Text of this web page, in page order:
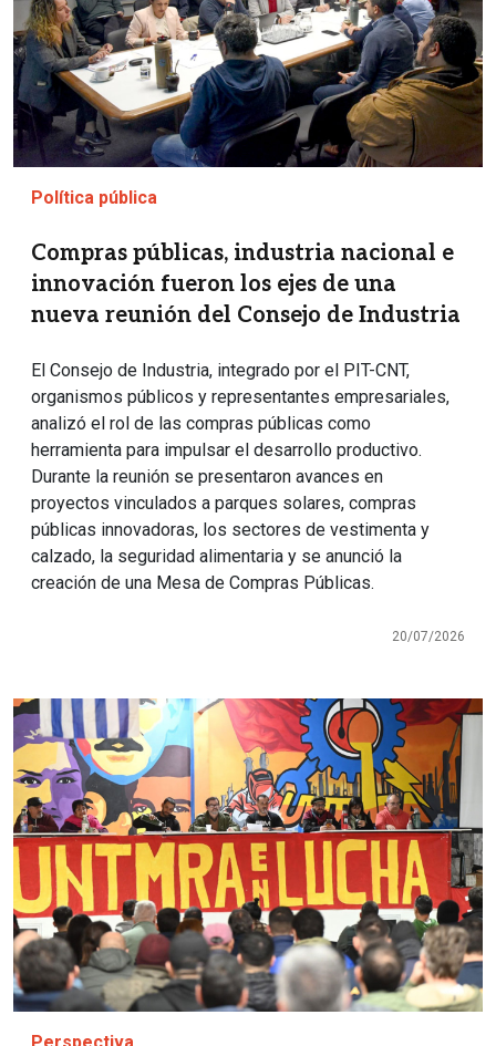
Política pública
Compras públicas, industria nacional e
innovación fueron los ejes de una
nueva reunión del Consejo de Industria
El Consejo de Industria, integrado por el PIT-CNT,
organismos públicos y representantes empresariales,
analizó el rol de las compras públicas como
herramienta para impulsar el desarrollo productivo.
Durante la reunión se presentaron avances en
proyectos vinculados a parques solares, compras
públicas innovadoras, los sectores de vestimenta y
calzado, la seguridad alimentaria y se anunció la
creación de una Mesa de Compras Públicas.
20/07/2026
Imagen
Perspectiva